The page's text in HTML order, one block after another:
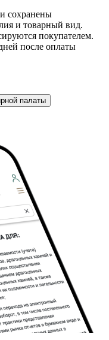
сохранены
и товарный вид.
покупателем.
после оплаты
палаты